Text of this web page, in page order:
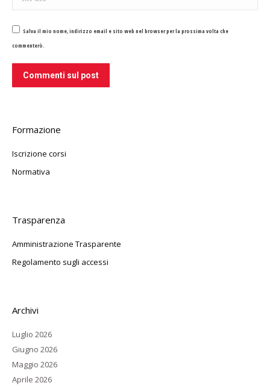
Salva il mio nome, indirizzo email e sito web nel browser per la prossima volta che
commenterò.
Commenti sul post
Formazione
Iscrizione corsi
Normativa
Trasparenza
Amministrazione Trasparente
Regolamento sugli accessi
Archivi
Luglio 2026
Giugno 2026
Maggio 2026
Aprile 2026